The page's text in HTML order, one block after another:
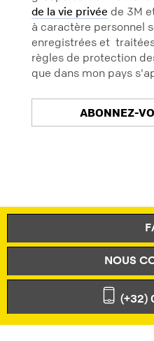
de la vie privée de 3M
à caractère personnel
enregistrées et
règles de protection
que dans mon pays
ABONNEZ-
recevoir
email
confirmation.
Veuillez
An
has
while
try
NOUS
(+32)